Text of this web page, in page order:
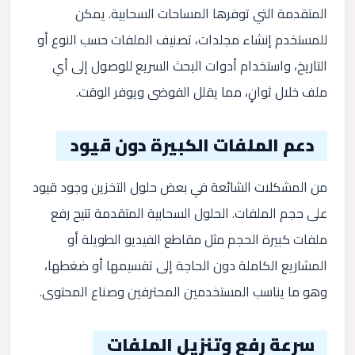
المتقدمة التي توفرها المساحات السحابية. يمكن
للمستخدم إنشاء مجلدات، تصنيف الملفات حسب النوع أو
التاريخ، واستخدام أدوات البحث السريع للوصول إلى أي
ملف خلال ثوانٍ، مما يقلل الفوضى ويوفر الوقت.
دعم الملفات الكبيرة دون قيود
من المشكلات الشائعة في بعض حلول التخزين وجود قيود
على حجم الملفات. الحلول السحابية المتقدمة تتيح رفع
ملفات كبيرة الحجم مثل مقاطع الفيديو الطويلة أو
المشاريع الكاملة دون الحاجة إلى تقسيمها أو ضغطها،
وهو ما يناسب المستخدمين المحترفين وصناع المحتوى.
سرعة رفع وتنزيل الملفات